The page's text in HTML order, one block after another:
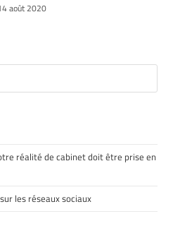
août 2020
réalité de cabinet doit être prise en
les réseaux sociaux